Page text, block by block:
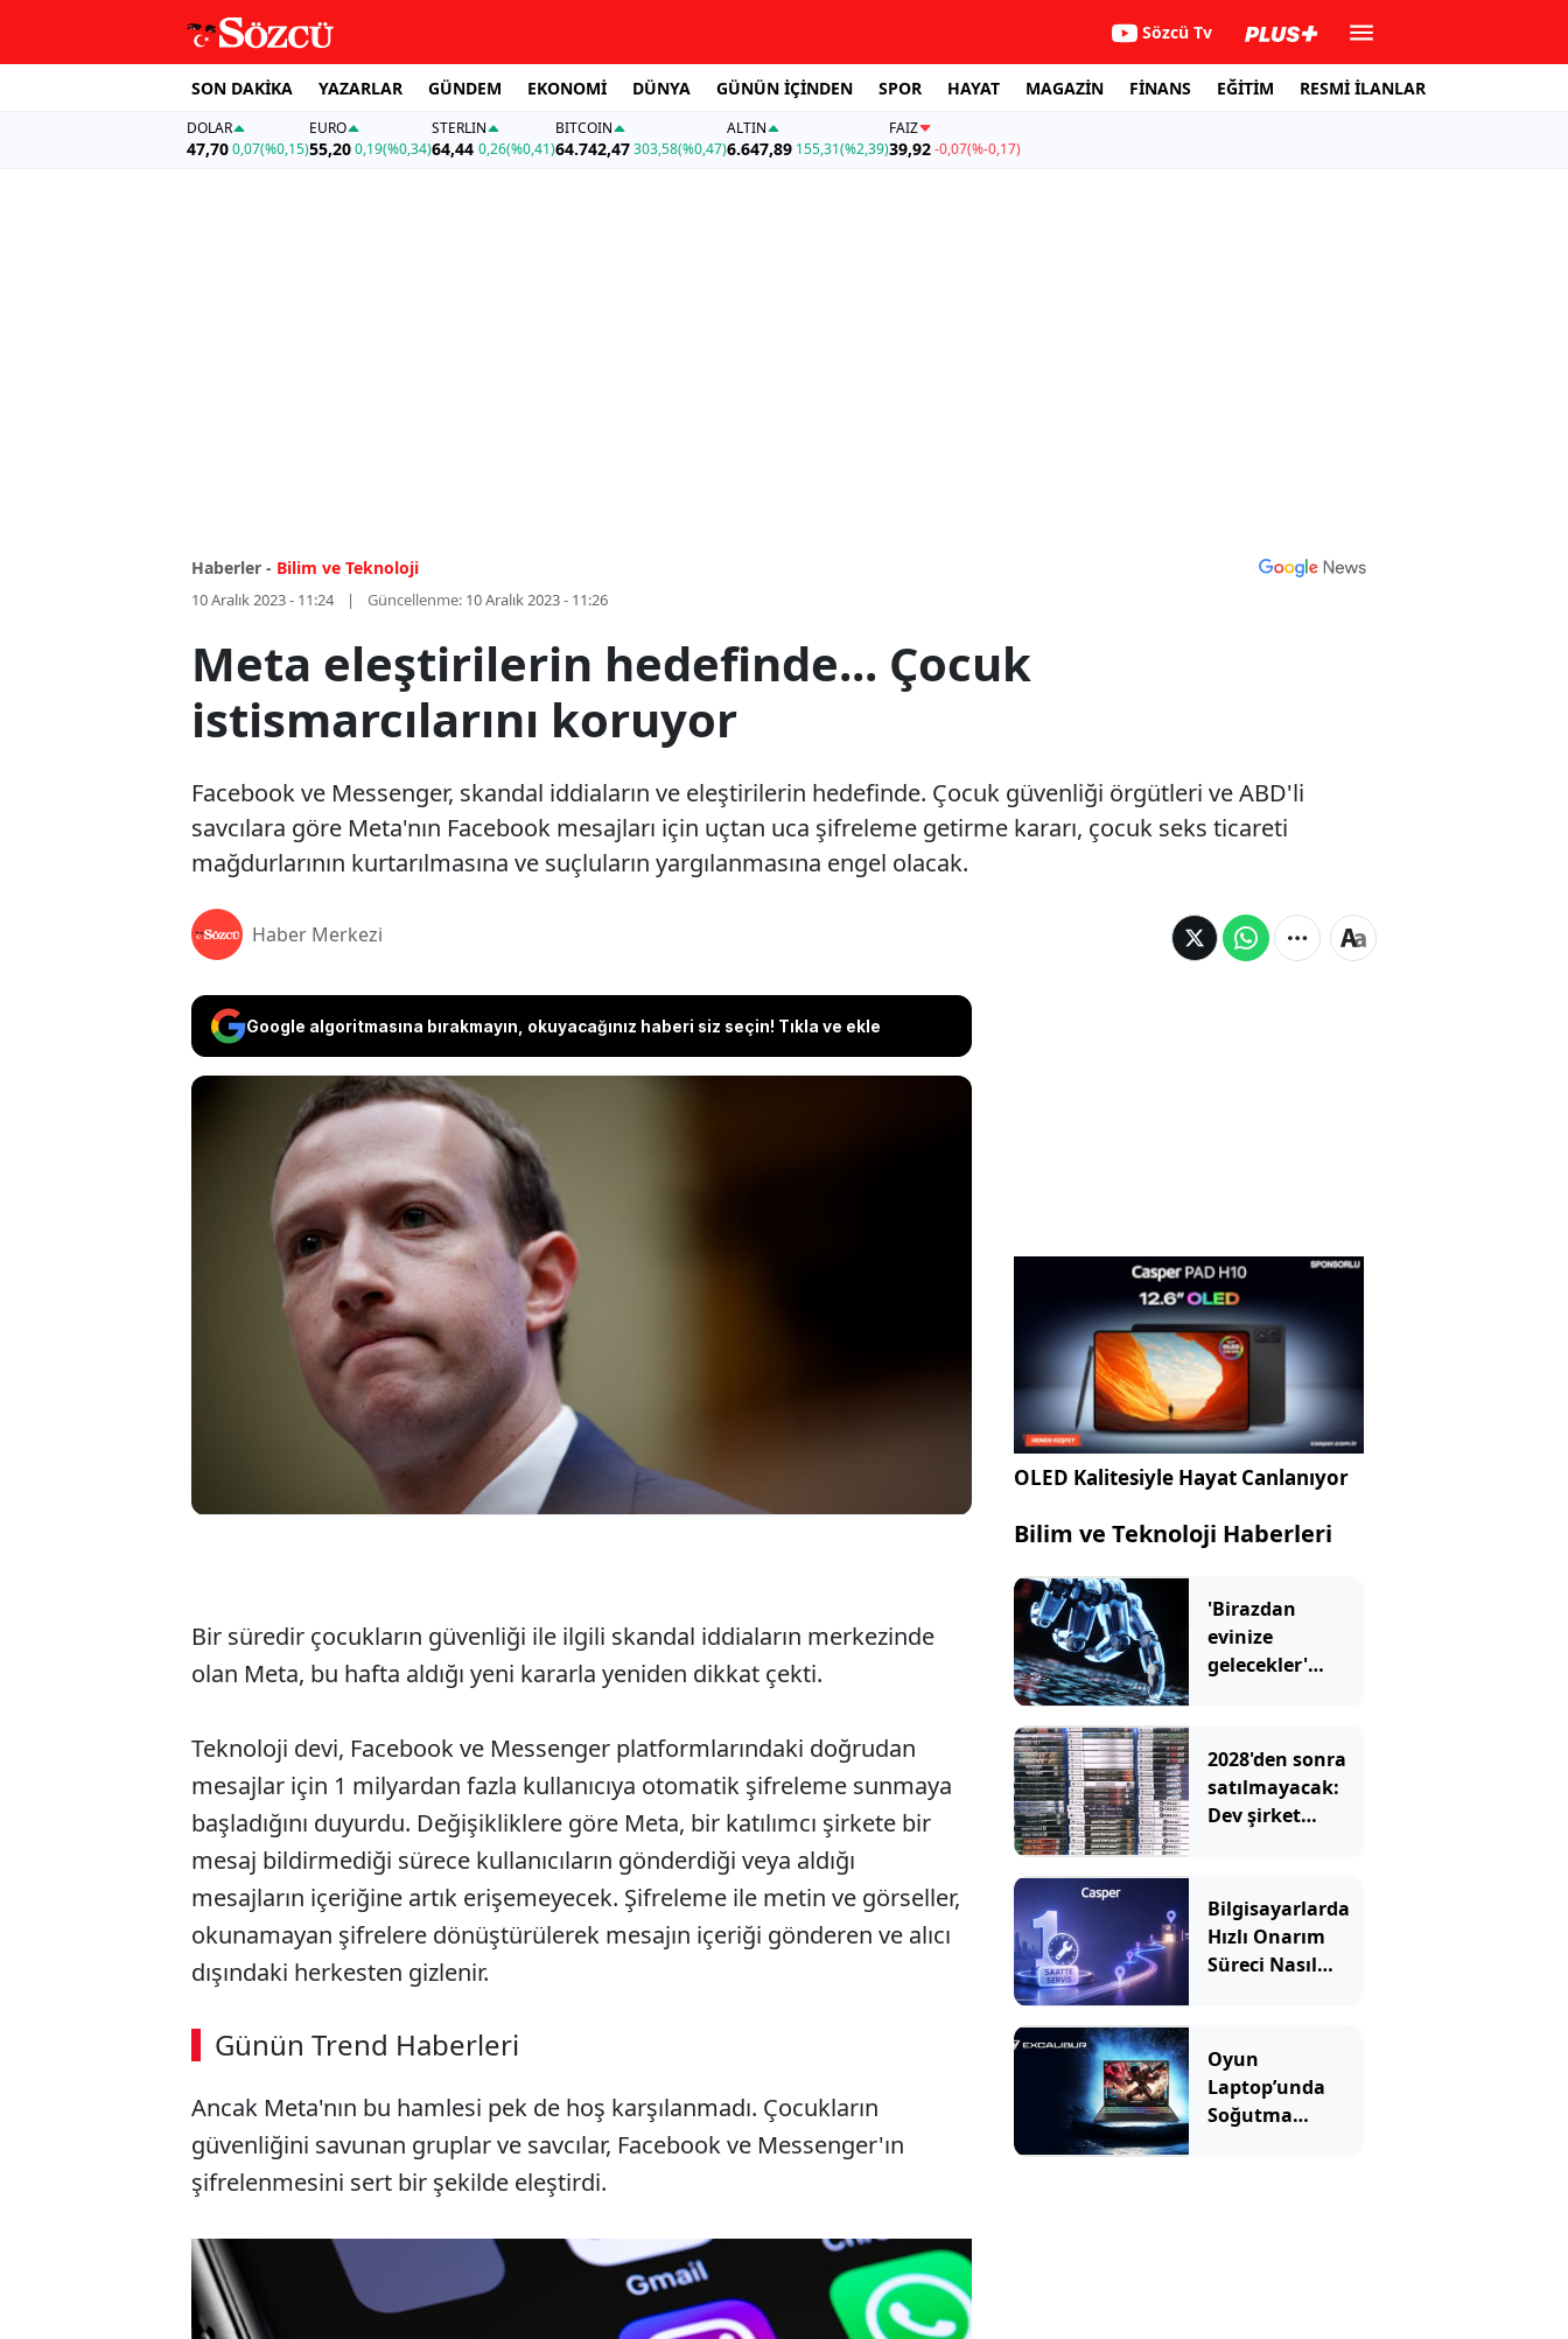
Sözcü Tv
SON DAKİKA YAZARLAR GÜNDEM EKONOMİ DÜNYA GÜNÜN İÇİNDEN SPOR HAYAT MAGAZİN FİNANS EĞİTİM RESMİ İLANLAR
DOLAR
47,700,07(%0,15)
EURO
55,20 0,19(%0,34)
STERLIN
64,44 0,26(%0,41)
BITCOIN
64.742,47303,58(%0,47)
ALTIN
6.647,89 155,31(%2,39)
FAİZ
39,92-0,07(%-0,17)
Haberler - Bilim ve Teknoloji
10 Aralık 2023 - 11:24 Güncellenme: 10 Aralık 2023 - 11:26
Meta eleştirilerin hedefinde... Çocuk
istismarcılarını koruyor
Facebook ve Messenger, skandal iddiaların ve eleştirilerin hedefinde. Çocuk güvenliği örgütleri ve ABD'li
savcılara göre Meta'nın Facebook mesajları için uçtan uca şifreleme getirme kararı, çocuk seks ticareti
mağdurlarının kurtarılmasına ve suçluların yargılanmasına engel olacak.
Haber Merkezi
Google algoritmasına bırakmayın, okuyacağınız haberi siz seçin! Tıkla ve ekle
Facebook ve Messenger, skandal iddiaların ve eleştirilerin
hedefinde. Çocuk güvenliği örgütleri ve ABD'li savcılara göre
Meta'nın Facebook mesajları için uçtan uca şifreleme getirme
kararı, çocuk seks ticareti mağdurlarının kurtarılmasına ve
suçluların yargılanmasına engel olacak.
Bir süredir çocukların güvenliği ile ilgili skandal iddiaların merkezinde
olan Meta, bu hafta aldığı yeni kararla yeniden dikkat çekti.
Teknoloji devi, Facebook ve Messenger platformlarındaki doğrudan
mesajlar için 1 milyardan fazla kullanıcıya otomatik şifreleme sunmaya
başladığını duyurdu. Değişikliklere göre Meta, bir katılımcı şirkete bir
mesaj bildirmediği sürece kullanıcıların gönderdiği veya aldığı
mesajların içeriğine artık erişemeyecek. Şifreleme ile metin ve görseller,
okunamayan şifrelere dönüştürülerek mesajın içeriği gönderen ve alıcı
dışındaki herkesten gizlenir.
Günün Trend Haberleri
00:02 / 08:15
Ancak Meta'nın bu hamlesi pek de hoş karşılanmadı. Çocukların
güvenliğini savunan gruplar ve savcılar, Facebook ve Messenger'ın
şifrelenmesini sert bir şekilde eleştirdi.
OLED Kalitesiyle Hayat Canlanıyor
Bilim ve Teknoloji Haberleri
'Birazdan
evinize
gelecekler'
karardı
2028'den sonra
satılmayacak:
Dev şirket
başladı
Bilgisayarlarda
Hızlı Onarım
Süreci Nasıl
Oyun
Laptop’unda
Soğutma